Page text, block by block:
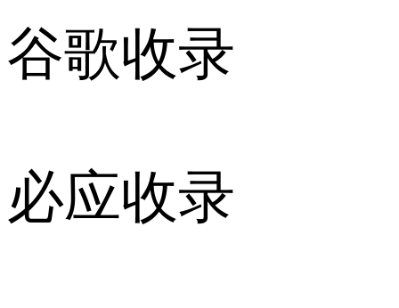
谷歌收录
必应收录